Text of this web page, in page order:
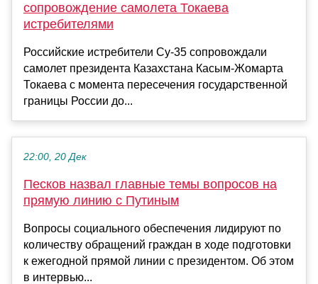
сопровождение самолета Токаева
истребителями
Российские истребители Су-35 сопровождали
самолет президента Казахстана Касым-Жомарта
Токаева с момента пересечения государственной
границы России до...
22:00, 20 Дек
Песков назвал главные темы вопросов на
прямую линию с Путиным
Вопросы социального обеспечения лидируют по
количеству обращений граждан в ходе подготовки
к ежегодной прямой линии с президентом. Об этом
в интервью...